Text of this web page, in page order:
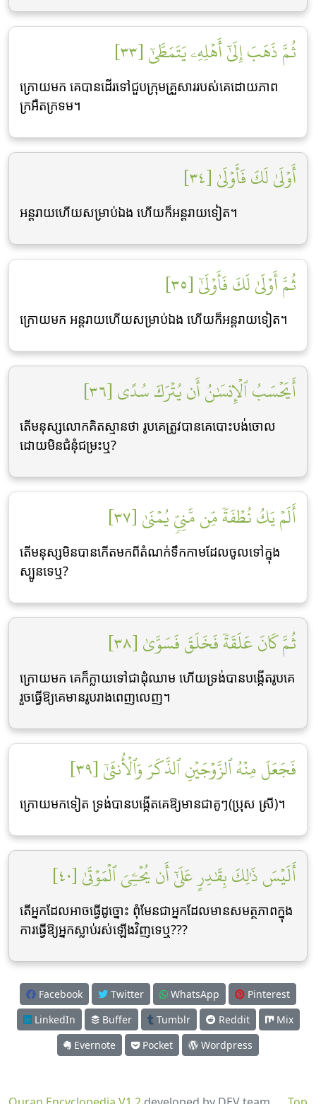
ثُمَّ ذَهَبَ إِلَىٰٓ أَهۡلِهِۦ يَتَمَطَّىٰٓ [٣٣]
ក្រោយមក គេបានដើរទៅជួបក្រុមគ្រួសាររបស់គេដោយភាព
ក្រអឺតក្រទម។
أَوۡلَىٰ لَكَ فَأَوۡلَىٰ [٣٤]
អន្តរាយហើយសម្រាប់ឯង ហើយក៏អន្តរាយទៀត។
ثُمَّ أَوۡلَىٰ لَكَ فَأَوۡلَىٰٓ [٣٥]
ក្រោយមក អន្តរាយហើយសម្រាប់ឯង ហើយក៏អន្តរាយទៀត។
أَيَحۡسَبُ ٱلۡإِنسَٰنُ أَن يُتۡرَكَ سُدًى [٣٦]
តើមនុស្សលោកគិតស្មានថា រូបគេត្រូវបានគេបោះបង់ចោល
ដោយមិនជំនុំជម្រះឬ?
أَلَمۡ يَكُ نُطۡفَةٗ مِّن مَّنِيّٖ يُمۡنَىٰ [٣٧]
តើមនុស្សមិនបានកើតមកពីតំណក់ទឹកកាមដែលចូលទៅក្នុង
ស្បូនទេឬ?
ثُمَّ كَانَ عَلَقَةٗ فَخَلَقَ فَسَوَّىٰ [٣٨]
ក្រោយមក គេក៏ក្លាយទៅជាដុំឈាម ហើយទ្រង់បានបង្កើតរូបគេ
រួចធ្វើឱ្យគេមានរូបរាងពេញលេញ។
فَجَعَلَ مِنۡهُ ٱلزَّوۡجَيۡنِ ٱلذَّكَرَ وَٱلۡأُنثَىٰٓ [٣٩]
ក្រោយមកទៀត ទ្រង់បានបង្កើតគេឱ្យមានជាគូៗ(ប្រុស ស្រី)។
أَلَيۡسَ ذَٰلِكَ بِقَٰدِرٍ عَلَىٰٓ أَن يُحۡـِۧيَ ٱلۡمَوۡتَىٰ [٤٠]
តើអ្នកដែលអាចធ្វើដូច្នោះ ពុំមែនជាអ្នកដែលមានសមត្ថភាពក្នុង
ការធ្វើឱ្យអ្នកស្លាប់រស់ឡើងវិញទេឬ???
Facebook Twitter WhatsApp
Pinterest
LinkedIn
Buffer Tumblr Reddit
Mix
Evernote
Pocket Wordpress